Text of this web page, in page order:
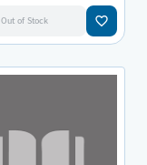
Out of Stock favorite_border